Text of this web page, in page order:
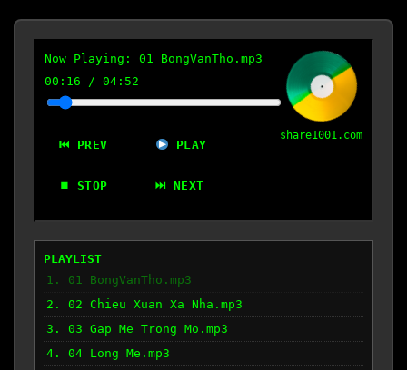
Now Playing: 01 BongVanTho.mp3
00:17 / 04:52
⏮ PREV PLAY
⏹ STOP ⏭ NEXT
share1001.com
PLAYLIST
1. 01 BongVanTho.mp3
2. 02 Chieu Xuan Xa Nha.mp3
3. 03 Gap Me Trong Mo.mp3
4. 04 Long Me.mp3